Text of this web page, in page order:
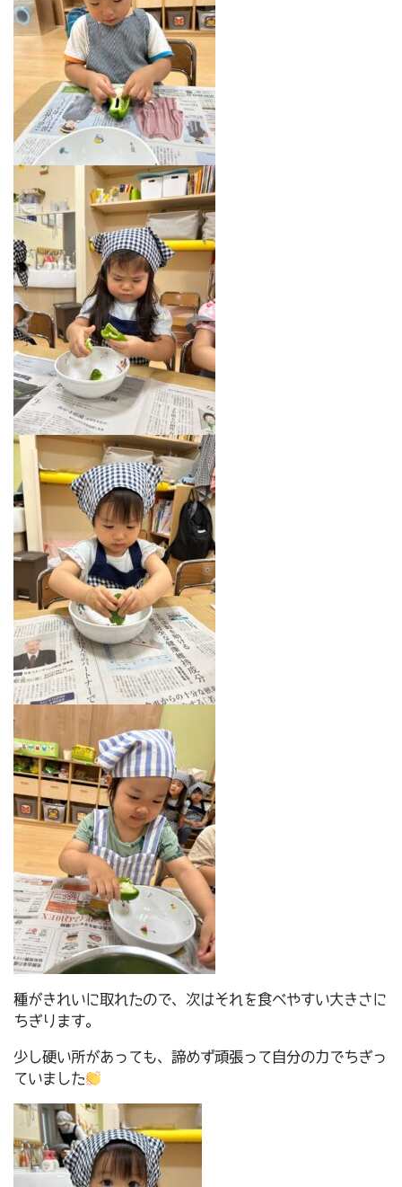
種がきれいに取れたので、次はそれを食べやすい大きさに
ちぎります。
少し硬い所があっても、諦めず頑張って自分の力でちぎっ
ていました